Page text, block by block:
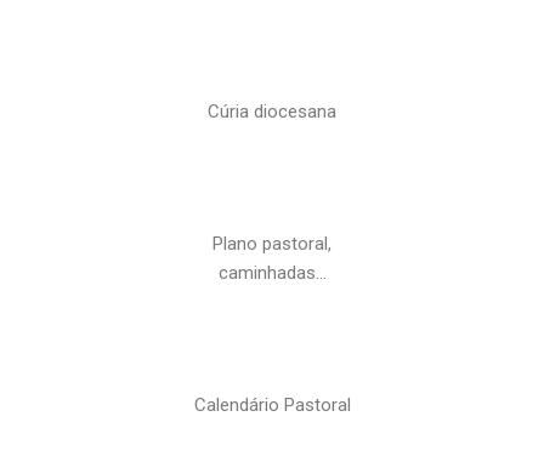
Cúria diocesana
Plano pastoral,
caminhadas…
Calendário Pastoral